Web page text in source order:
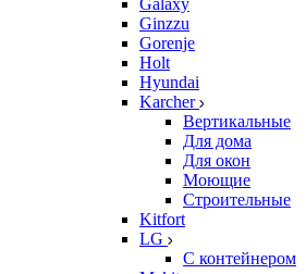
Galaxy
Ginzzu
Gorenje
Holt
Hyundai
Karcher
Вертикальные
Для дома
Для окон
Моющие
Строительные
Kitfort
LG
С контейнером